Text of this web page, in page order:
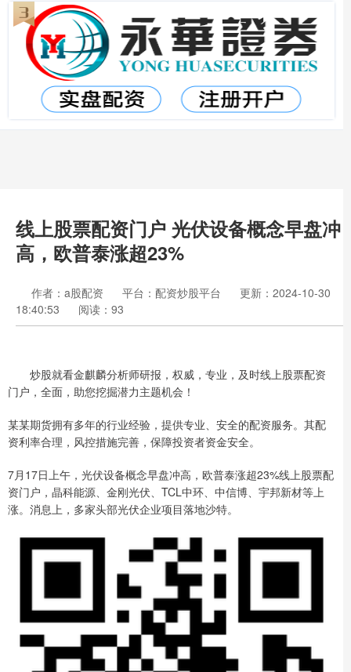
线上股票配资门户 光伏设备概念早盘冲
高，欧普泰涨超23%
作者：a股配资 平台：配资炒股平台
更新：2024-10-30
18:40:53
阅读：93
炒股就看金麒麟分析师研报，权威，专业，及时线上股票配资
门户，全面，助您挖掘潜力主题机会！
某某期货拥有多年的行业经验，提供专业、安全的配资服务。其配
资利率合理，风控措施完善，保障投资者资金安全。
7月17日上午，光伏设备概念早盘冲高，欧普泰涨超23%线上股票配
资门户，晶科能源、金刚光伏、TCL中环、中信博、宇邦新材等上
涨。消息上，多家头部光伏企业项目落地沙特。